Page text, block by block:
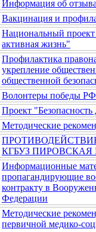
Информация об
Вакцинация и
Национальный
активная жизнь"
Профилактика
укрепление
общественной
Волонтеры победы РФ
Проект
Методические
КГБУЗ ПИРОВСКАЯ
Информационные
пропагандирующие
контракту в
Федерации
Методические
первичной медико-